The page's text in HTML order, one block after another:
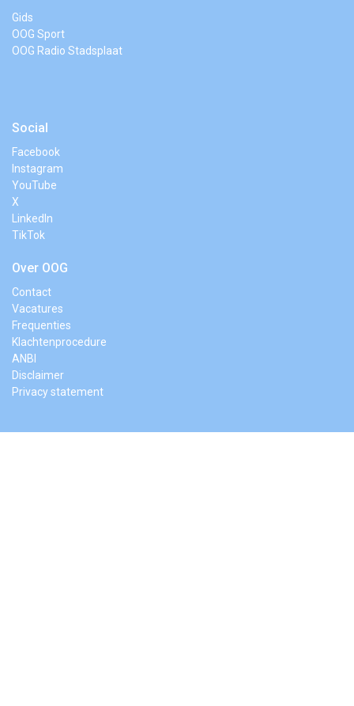
Gids
OOG Sport
OOG Radio Stadsplaat
Social
Facebook
Instagram
YouTube
X
LinkedIn
TikTok
Over OOG
Contact
Vacatures
Frequenties
Klachtenprocedure
ANBI
Disclaimer
Privacy statement